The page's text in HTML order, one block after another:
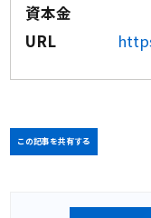
資本金
URL
この記事を共有する